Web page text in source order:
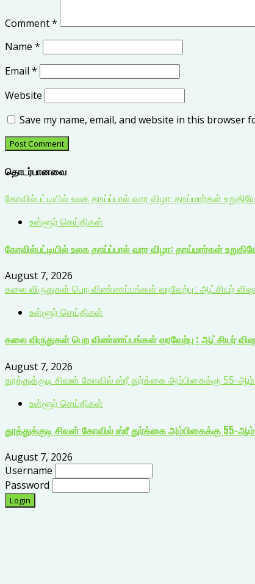
Comment*
Name *
Email *
Website
Save my name, email, and website in this browser
தொடர்பானவை
கோவில்பட்டியில் உலக தாய்ப்பால் வார விழா: தாய்மார்கள்
உள்ளூர் செய்திகள்
கோவில்பட்டியில் உலக தாய்ப்பால் வார விழா: தாய்மார்கள்
August 7, 2026
கலை விருதுகள் பெற விண்ணப்பங்கள் வரவேற்பு : ஆட்சியர்
உள்ளூர் செய்திகள்
கலை விருதுகள் பெற விண்ணப்பங்கள் வரவேற்பு : ஆட்சியர்
August 7, 2026
தூத்துக்குடி சிவன் கோவில் ஸ்ரீ துர்க்கை அம்பிகைக்கு 55-
உள்ளூர் செய்திகள்
தூத்துக்குடி சிவன் கோவில் ஸ்ரீ துர்க்கை அம்பிகைக்கு 55-
August 7, 2026
Username
Password